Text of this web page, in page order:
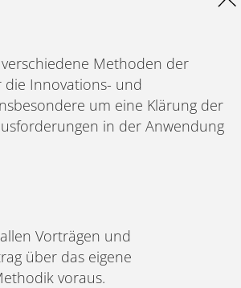
Methoden der
die Innovations- und
um eine Klärung der
in der Anwendung
Vorträgen und
über das eigene
voraus.